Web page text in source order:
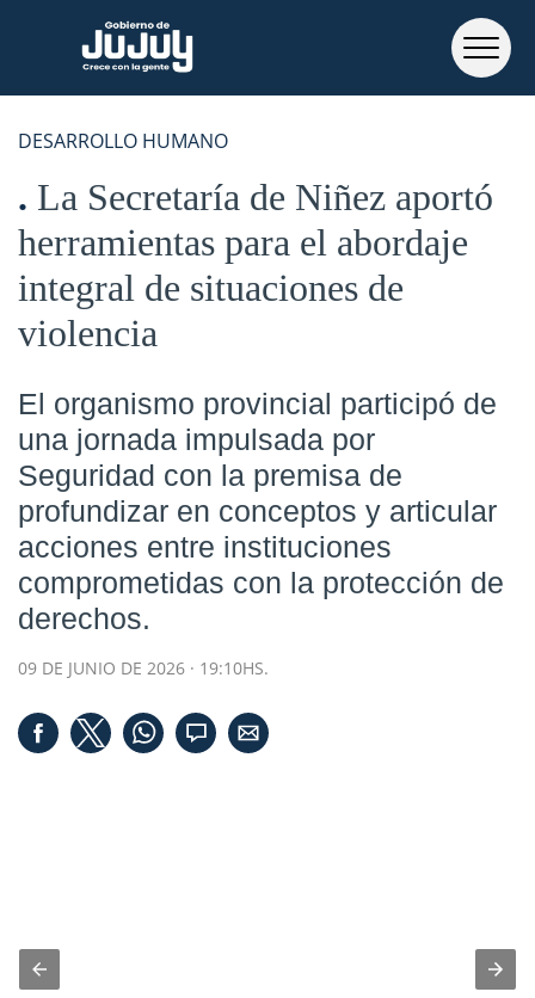
DESARROLLO HUMANO
La Secretaría de Niñez aportó
herramientas para el abordaje
integral de situaciones de
violencia
El organismo provincial participó de
una jornada impulsada por
Seguridad con la premisa de
profundizar en conceptos y articular
acciones entre instituciones
comprometidas con la protección de
derechos.
09 DE JUNIO DE 2026 · 19:10HS.